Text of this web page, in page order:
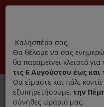
Αποκλειστικά γνήσια
Σύνδεση
title
Καλησπέρα σας,
Θα θέλαμε να σας
θα παραμείνει κλειστό για
τις 6 Αυγούστου έως και
Θα είμαστε και πάλι
εξυπηρετήσουμε, την
σύνηθες ωράριό μας.